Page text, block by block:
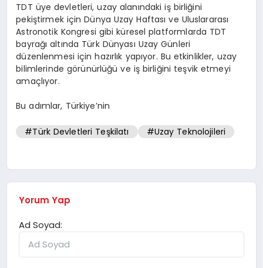
TDT üye devletleri, uzay alanındaki iş birliğini
pekiştirmek için Dünya Uzay Haftası ve Uluslararası
Astronotik Kongresi gibi küresel platformlarda TDT
bayrağı altında Türk Dünyası Uzay Günleri
düzenlenmesi için hazırlık yapıyor. Bu etkinlikler, uzay
bilimlerinde görünürlüğü ve iş birliğini teşvik etmeyi
amaçlıyor.
Bu adımlar, Türkiye’nin
#Türk Devletleri Teşkilatı #Uzay Teknolojileri
Yorum Yap
Ad Soyad: